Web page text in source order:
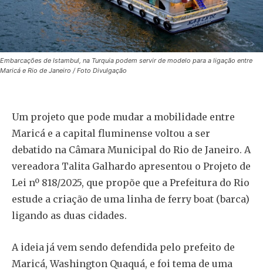
Embarcações de Istambul, na Turquia podem servir de modelo para a ligação entre
Maricá e Rio de Janeiro / Foto Divulgação
Um projeto que pode mudar a mobilidade entre
Maricá e a capital fluminense voltou a ser
debatido na Câmara Municipal do Rio de Janeiro. A
vereadora Talita Galhardo apresentou o Projeto de
Lei nº 818/2025, que propõe que a Prefeitura do Rio
estude a criação de uma linha de ferry boat (barca)
ligando as duas cidades.
A ideia já vem sendo defendida pelo prefeito de
Maricá, Washington Quaquá, e foi tema de uma